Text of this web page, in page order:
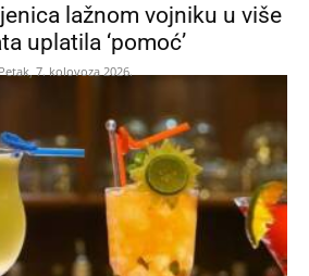
lažnom vojniku u više
uplatila ‘pomoć’
Petak, 7. kolovoza 2026.